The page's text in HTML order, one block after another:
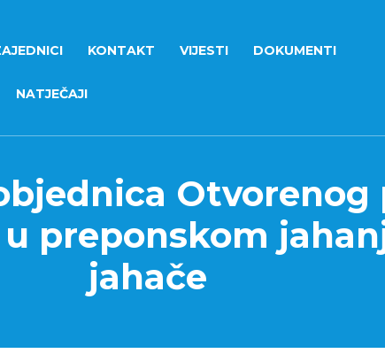
KONTAKT VIJESTI DOKUMENTI
NATJEČAJI
preponskom
jahače